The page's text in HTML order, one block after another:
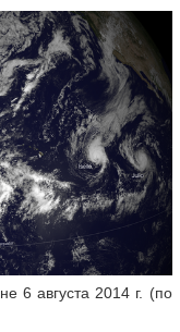
6 августа 2014 г. (по